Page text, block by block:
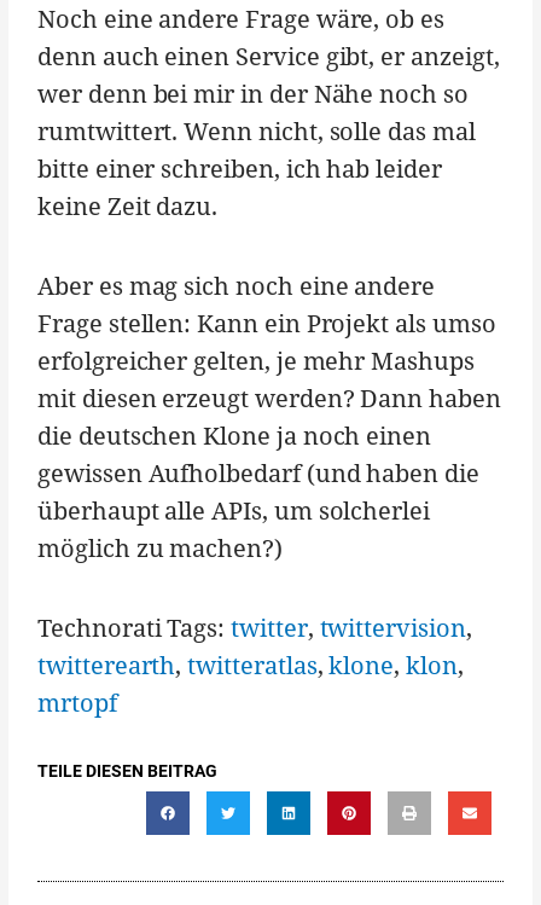
Noch eine andere Frage wäre, ob es
denn auch einen Service gibt, er anzeigt,
wer denn bei mir in der Nähe noch so
rumtwittert. Wenn nicht, solle das mal
bitte einer schreiben, ich hab leider
keine Zeit dazu.
Aber es mag sich noch eine andere
Frage stellen: Kann ein Projekt als umso
erfolgreicher gelten, je mehr Mashups
mit diesen erzeugt werden? Dann haben
die deutschen Klone ja noch einen
gewissen Aufholbedarf (und haben die
überhaupt alle APIs, um solcherlei
möglich zu machen?)
Technorati Tags:twitter, twittervision,
twitterearth,twitteratlas,klone, klon,
mrtopf
TEILE DIESEN BEITRAG